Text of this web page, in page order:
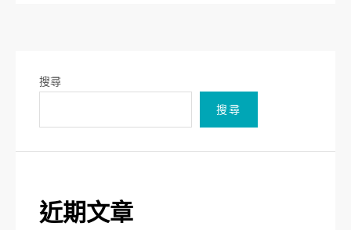
搜尋
搜尋
近期文章